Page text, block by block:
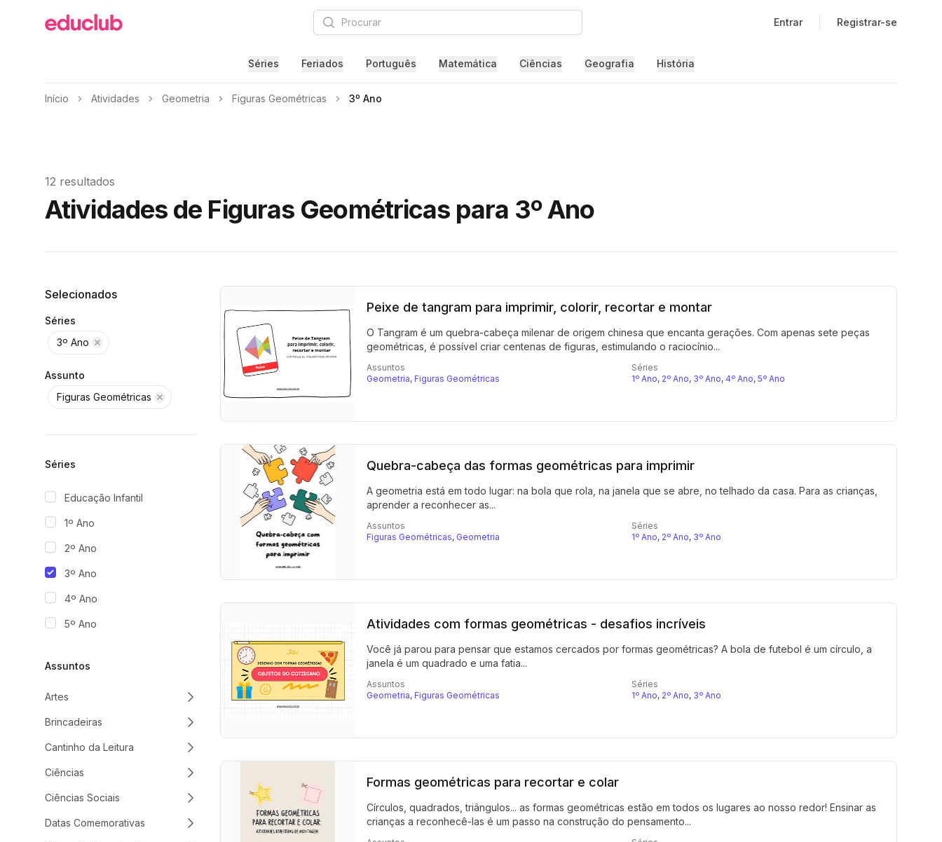
Educlub Procurar Entrar Registrar-se
Séries Feriados Português Matemática Ciências Geografia História
Início Atividades Geometria Figuras Geométricas 3º Ano
12 resultados
Atividades de Figuras Geométricas para 3º Ano
Filtros
Selecionados
Séries
3º Ano
Assunto
Figuras Geométricas
Séries
Educação Infantil
1º Ano
2º Ano
3º Ano
4º Ano
5º Ano
Assuntos
Artes
Brincadeiras
Cantinho da Leitura
Ciências
Ciências Sociais
Datas Comemorativas
Peixe de tangram para imprimir, colorir, recortar e montar
O Tangram é um quebra-cabeça milenar de origem chinesa que encanta gerações. Com apenas sete peças
geométricas, é possível criar centenas de figuras, estimulando o raciocínio...
Assuntos
Geometria, Figuras Geométricas
Séries
1º Ano, 2º Ano, 3º Ano, 4º Ano, 5º Ano
Quebra-cabeça das formas geométricas para imprimir
A geometria está em todo lugar: na bola que rola, na janela que se abre, no telhado da casa. Para as crianças,
aprender a reconhecer as...
Assuntos
Figuras Geométricas, Geometria
Séries
1º Ano, 2º Ano, 3º Ano
Atividades com formas geométricas - desafios incríveis
Você já parou para pensar que estamos cercados por formas geométricas? A bola de futebol é um círculo, a
janela é um quadrado e uma fatia...
Assuntos
Geometria, Figuras Geométricas
Séries
1º Ano, 2º Ano, 3º Ano
Formas geométricas para recortar e colar
Círculos, quadrados, triângulos... as formas geométricas estão em todos os lugares ao nosso redor! Ensinar as
crianças a reconhecê-las é um passo na construção do pensamento...